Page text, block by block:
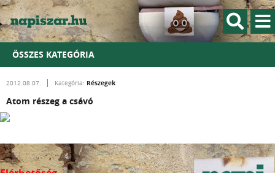
ÖSSZES KATEGÓRIA
2012.08.07. Kategória: Részegek
Atom részeg a csávó